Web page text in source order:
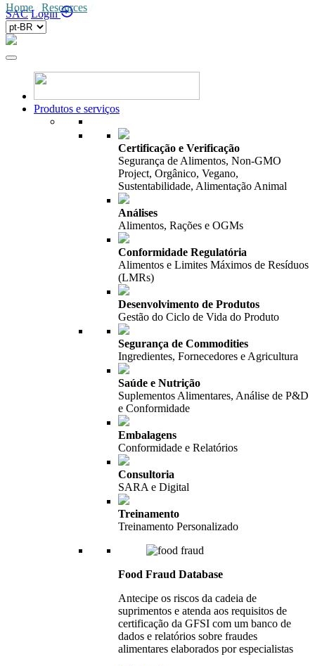
SAC Login
Produtos e serviços
Certificação e Verificação
Segurança de Alimentos, Non-GMO
Project, Orgânico, Vegano,
Sustentabilidade, Alimentação Animal
Análises
Alimentos, Rações e OGMs
Conformidade Regulatória
Alimentos e Limites Máximos de Resíduos
(LMRs)
Desenvolvimento de Produtos
Gestão do Ciclo de Vida do Produto
Segurança de Commodities
Ingredientes, Fornecedores e Agricultura
Saúde e Nutrição
Suplementos Alimentares, Análise de P&D
e Conformidade
Embalagens
Conformidade e Relatórios
Consultoria
SARA e Digital
Treinamento
Treinamento Personalizado
Food Fraud Database
Antecipe os riscos da cadeia de
suprimentos e atenda aos requisitos de
certificação da GFSI com um banco de
dados e relatórios sobre fraudes
alimentares elaborados por especialistas
Home/ Resources /